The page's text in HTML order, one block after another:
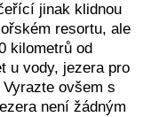
jinak klidnou
resortu, ale
kilometrů od
u vody, jezera pro
ovšem s
není žádným